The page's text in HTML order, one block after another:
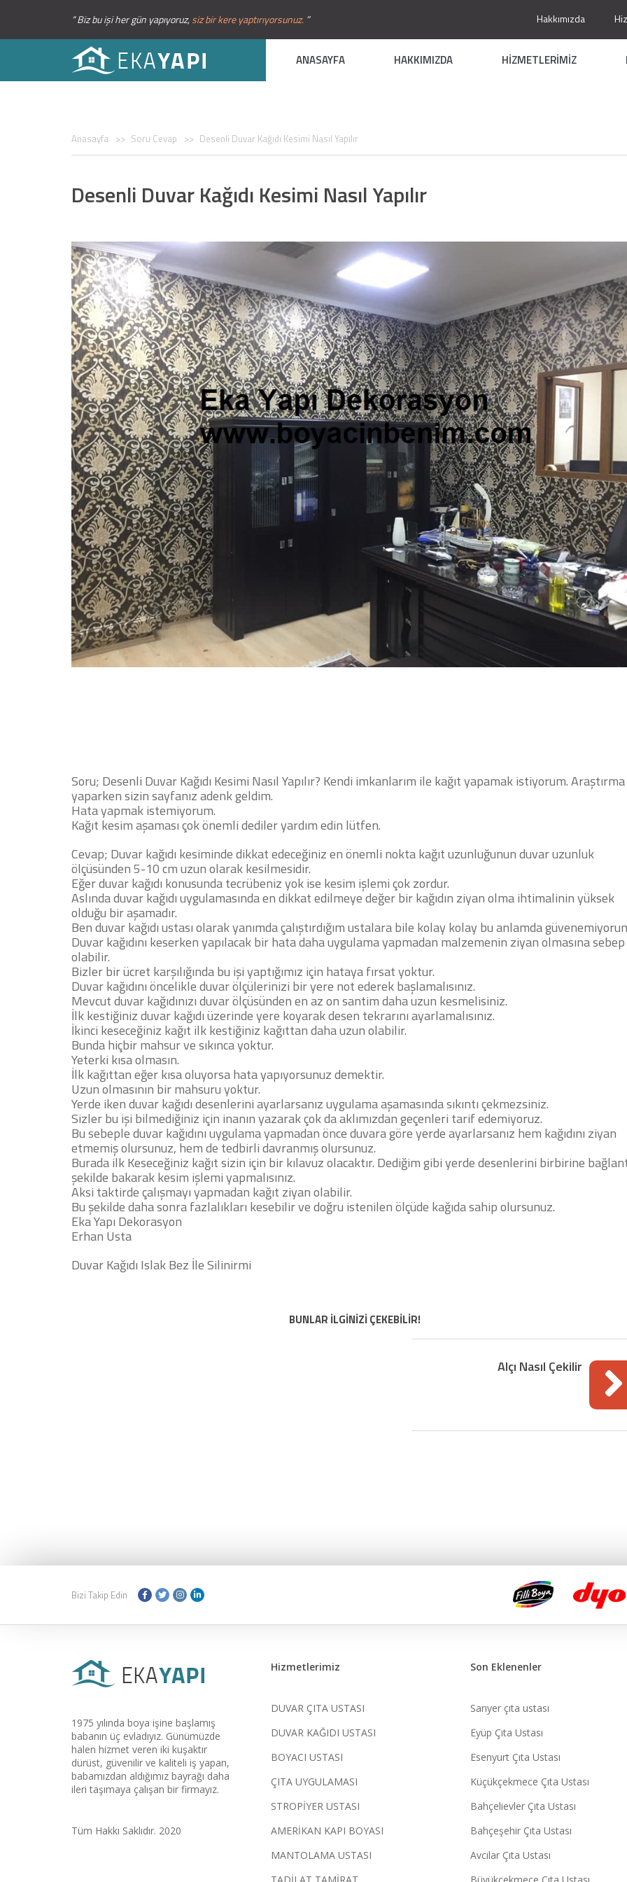
“ Biz bu işi her gün yapıyoruz,siz bir kere yaptırıyorsunuz. ” Hakkımızda
ANASAYFA HAKKIMIZDA HİZMETLERİMİZ
Anasayfa Soru Cevap Desenli Duvar Kağıdı Kesimi Nasıl Yapılır
Desenli Duvar Kağıdı Kesimi Nasıl Yapılır
Soru; Desenli Duvar Kağıdı Kesimi Nasıl Yapılır? Kendi imkanlarım ile kağıt yapamak istiyorum. Araştırma
yaparken sizin sayfanız adenk geldim.
Hata yapmak istemiyorum.
Kağıt kesim aşaması çok önemli dediler yardım edin lütfen.
Cevap; Duvar kağıdı kesiminde dikkat edeceğiniz en önemli nokta kağıt uzunluğunun duvar uzunluk
ölçüsünden 5-10 cm uzun olarak kesilmesidir.
Eğer duvar kağıdı konusunda tecrübeniz yok ise kesim işlemi çok zordur.
Aslında duvar kağıdı uygulamasında en dikkat edilmeye değer bir kağıdın ziyan olma ihtimalinin yüksek
olduğu bir aşamadır.
Ben duvar kağıdı ustası olarak yanımda çalıştırdığım ustalara bile kolay kolay bu anlamda
Duvar kağıdını keserken yapılacak bir hata daha uygulama yapmadan malzemenin ziyan olmasına sebep
olabilir.
Bizler bir ücret karşılığında bu işi yaptığımız için hataya fırsat yoktur.
Duvar kağıdını öncelikle duvar ölçülerinizi bir yere not ederek başlamalısınız.
Mevcut duvar kağıdınızı duvar ölçüsünden en az on santim daha uzun kesmelisiniz.
İlk kestiğiniz duvar kağıdı üzerinde yere koyarak desen tekrarını ayarlamalısınız.
İkinci keseceğiniz kağıt ilk kestiğiniz kağıttan daha uzun olabilir.
Bunda hiçbir mahsur ve sıkınca yoktur.
Yeterki kısa olmasın.
İlk kağıttan eğer kısa oluyorsa hata yapıyorsunuz demektir.
Uzun olmasının bir mahsuru yoktur.
Yerde iken duvar kağıdı desenlerini ayarlarsanız uygulama aşamasında sıkıntı çekmezsiniz.
Sizler bu işi bilmediğiniz için inanın yazarak çok da aklımızdan geçenleri tarif edemiyoruz.
Bu sebeple duvar kağıdını uygulama yapmadan önce duvara göre yerde ayarlarsanız hem kağıdını ziyan
etmemiş olursunuz, hem de tedbirli davranmış olursunuz.
Burada ilk Keseceğiniz kağıt sizin için bir kılavuz olacaktır. Dediğim gibi yerde desenlerini birbirine
şekilde bakarak kesim işlemi yapmalısınız.
Aksi taktirde çalışmayı yapmadan kağıt ziyan olabilir.
Bu şekilde daha sonra fazlalıkları kesebilir ve doğru istenilen ölçüde kağıda sahip olursunuz.
Eka Yapı Dekorasyon
Erhan Usta
Duvar Kağıdı Islak Bez İle Silinirmi
BUNLAR İLGİNİZİ ÇEKEBİLİR!
Alçı Nasıl Çekilir
Bizi Takip Edin
Son Eklenenler
Sarıyer çıta ustası
Eyüp Çıta Ustası
Esenyurt Çıta Ustası
Küçükçekmece Çıta Ustası
Bahçelievler Çıta Ustası
Bahçeşehir Çıta Ustası
Avcılar Çıta Ustası
Büyükçekmece Çıta Ustası
Hizmetlerimiz
DUVAR ÇITA USTASI
DUVAR KAĞIDI USTASI
BOYACI USTASI
ÇITA UYGULAMASI
STROPİYER USTASI
AMERİKAN KAPI BOYASI
MANTOLAMA USTASI
TADİLAT TAMİRAT
1975 yılında boya işine başlamış
babanın üç evladıyız. Günümüzde
halen hizmet veren iki kuşaktır
dürüst, güvenilir ve kaliteli iş yapan,
babamızdan aldığımız bayrağı daha
ileri taşımaya çalışan bir firmayız.
Tüm Hakkı Saklıdır. 2020